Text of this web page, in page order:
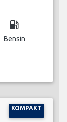
local_gas_station
Bensin
KOMPAKT